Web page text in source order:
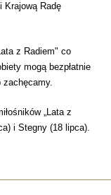
Krajową Radę
z Radiem" co
mogą bezpłatnie
zachęcamy.
„Lata z
i Stegny (18 lipca).